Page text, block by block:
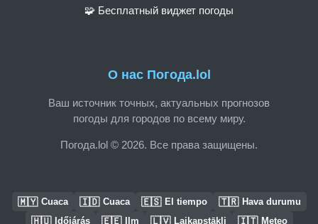
О нас Погода.lol
Ваш источник точных, актуальных прогнозов
погоды для городов по всему миру.
Погода.lol © 2026. Все права защищены.
🧩 Бесплатный виджет погоды
🇲🇾 Cuaca 🇮🇩 Cuaca 🇪🇸 El tiempo 🇹🇷 Hava durumu
🇭🇺 Időjárás 🇪🇪 Ilm 🇱🇻 Laikapstākļi 🇮🇹 Meteo